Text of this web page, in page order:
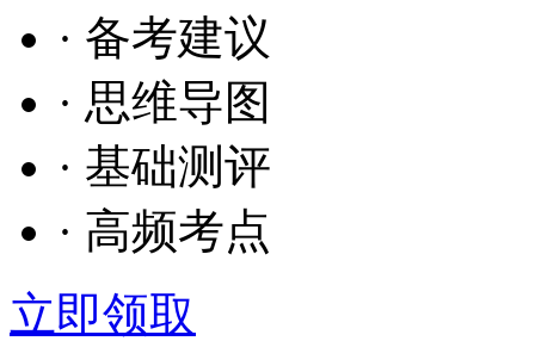
· 备考建议
· 思维导图
· 基础测评
· 高频考点
立即领取